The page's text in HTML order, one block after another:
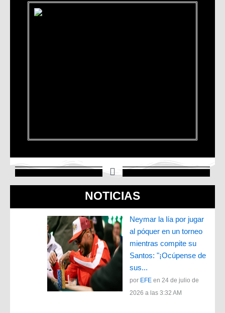
NOTICIAS
Neymar la lía por jugar
al póquer en un torneo
mientras compite su
Santos: "¡Ocúpense de
sus...
por EFE en 24 de julio de
2026 a las 3:32 AM